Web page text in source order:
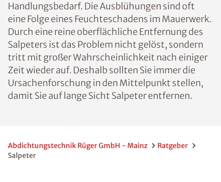
Handlungsbedarf. Die Ausblühungen sind oft
eine Folge eines Feuchteschadens im Mauerwerk.
Durch eine reine oberflächliche Entfernung des
Salpeters ist das Problem nicht gelöst, sondern
tritt mit großer Wahrscheinlichkeit nach einiger
Zeit wieder auf. Deshalb sollten Sie immer die
Ursachenforschung in den Mittelpunkt stellen,
damit Sie auf lange Sicht Salpeter entfernen.
Abdichtungstechnik Rüger GmbH - Mainz
Ratgeber
Salpeter